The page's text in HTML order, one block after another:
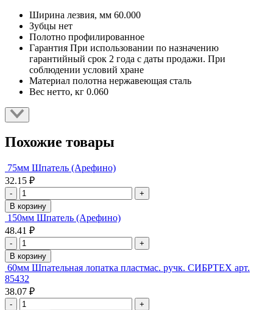
Ширина лезвия, мм 60.000
Зубцы нет
Полотно профилированное
Гарантия При использовании по назначению
гарантийный срок 2 года с даты продажи. При
соблюдении условий хране
Материал полотна нержавеющая сталь
Вес нетто, кг 0.060
Похожие товары
75мм Шпатель (Арефино)
32.15 ₽
-
+
В корзину
150мм Шпатель (Арефино)
48.41 ₽
-
+
В корзину
60мм Шпательная лопатка пластмас. ручк. СИБРТЕХ арт.
85432
38.07 ₽
-
+